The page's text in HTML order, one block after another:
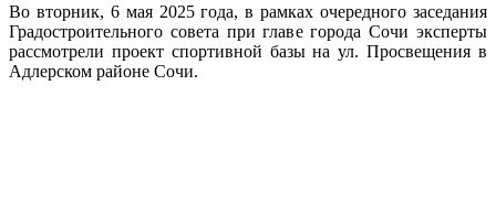
Во вторник, 6 мая 2025 года, в рамках очередного заседания
Градостроительного совета при главе города Сочи эксперты
рассмотрели проект спортивной базы на ул. Просвещения в
Адлерском районе Сочи.